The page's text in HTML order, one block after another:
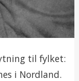
til fylket:
i Nordland.